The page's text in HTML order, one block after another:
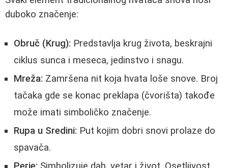
duboko značenje:
Obruč (Krug): Predstavlja krug života, beskrajni
ciklus sunca i meseca, jedinstvo i snagu.
Mreža: Zamršena nit koja hvata loše snove. Broj
tačaka gde se konac preklapa (čvorišta) takođe
može imati simboličko značenje.
Rupa u Sredini: Put kojim dobri snovi prolaze do
spavača.